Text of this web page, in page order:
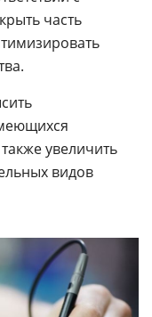
часть
увеличить
видов